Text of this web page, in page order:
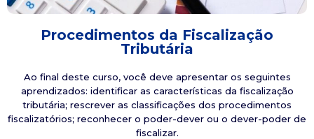
Procedimentos da Fiscalização
Tributária
Ao final deste curso, você deve apresentar os seguintes
aprendizados: identificar as características da fiscalização
tributária; rescrever as classificações dos procedimentos
fiscalizatórios; reconhecer o poder-dever ou o dever-poder de
fiscalizar.